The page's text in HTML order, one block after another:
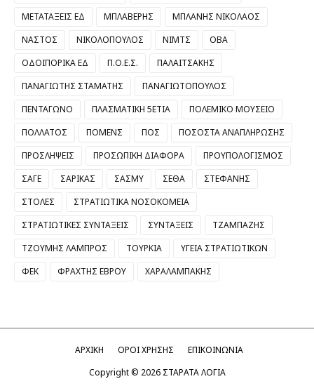
ΜΕΤΑΤΑΞΕΙΣ ΕΔ
ΜΠΛΑΒΕΡΗΣ
ΜΠΛΑΝΗΣ ΝΙΚΟΛΑΟΣ
ΝΑΣΤΟΣ
ΝΙΚΟΛΟΠΟΥΛΟΣ ΝΙΜΤΣ
ΟΒΑ
ΟΔΟΙΠΟΡΙΚΑ ΕΔ
Π.Ο.Ε.Σ.
ΠΑΛΑΙΤΣΑΚΗΣ
ΠΑΝΑΓΙΩΤΗΣ ΣΤΑΜΑΤΗΣ
ΠΑΝΑΓΙΩΤΟΠΟΥΛΟΣ
ΠΕΝΤΑΓΩΝΟ
ΠΛΑΣΜΑΤΙΚΗ 5ΕΤΙΑ
ΠΟΛΕΜΙΚΟ ΜΟΥΣΕΙΟ
ΠΟΛΛΑΤΟΣ
ΠΟΜΕΝΣ ΠΟΣ
ΠΟΣΟΣΤΑ ΑΝΑΠΛΗΡΩΣΗΣ
ΠΡΟΣΛΗΨΕΙΣ
ΠΡΟΣΩΠΙΚΗ ΔΙΑΦΟΡΑ
ΠΡΟΥΠΟΛΟΓΙΣΜΟΣ
ΣΑΓΕ
ΣΑΡΙΚΑΣ ΣΑΣΜΥ ΣΕΘΑ
ΣΤΕΦΑΝΗΣ
ΣΤΟΛΕΣ
ΣΤΡΑΤΙΩΤΙΚΑ ΝΟΣΟΚΟΜΕΙΑ
ΣΤΡΑΤΙΩΤΙΚΕΣ ΣΥΝΤΑΞΕΙΣ
ΣΥΝΤΑΞΕΙΣ
ΤΖΑΜΠΑΖΗΣ
ΤΖΟΥΜΗΣ ΛΑΜΠΡΟΣ
ΤΟΥΡΚΙΑ
ΥΓΕΙΑ ΣΤΡΑΤΙΩΤΙΚΩΝ
ΦΕΚ
ΦΡΑΧΤΗΣ ΕΒΡΟΥ ΧΑΡΑΛΑΜΠΑΚΗΣ
ΑΡΧΙΚΗ ΟΡΟΙ ΧΡΗΣΗΣ
ΕΠΙΚΟΙΝΩΝΙΑ
Copyright © 2026 ΣΤΑΡΑΤΑ ΛΟΓΙΑ